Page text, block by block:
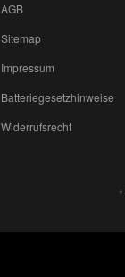
AGB
Sitemap
Impressum
Batteriegesetzhinweise
Widerrufsrecht
*